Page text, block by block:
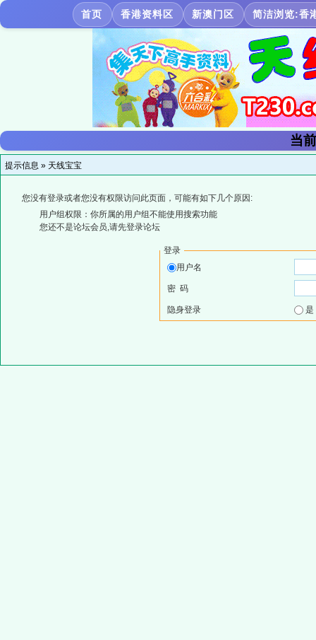
首页 香港资料区 新澳门区 简洁浏览:香
当
提示信息 » 天线宝宝
您没有登录或者您没有权限访问此页面，可能有如下几个原因:
用户组权限：你所属的用户组不能使用搜索功能
您还不是论坛会员,请先登录论坛
登录
用户名
密 码
隐身登录